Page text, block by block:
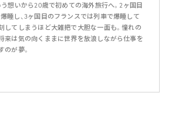
う想いから20歳で初めての海外旅行へ。2ヶ国目
睡し、3ヶ国目のフランスでは列車で爆睡して
してしまうほど大雑把で大胆な一面も。憧れの
来は気の向くままに世界を放浪しながら仕事を
のが夢。